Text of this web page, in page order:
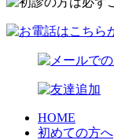
HOME
初めての方へ